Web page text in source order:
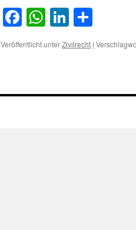
Facebook
WhatsApp
LinkedIn
Veröffentlicht unter Zivilrecht |